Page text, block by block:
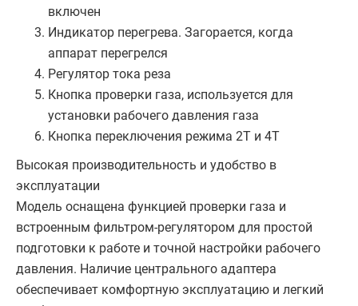
включен
Индикатор перегрева. Загорается, когда
аппарат перегрелся
Регулятор тока реза
Кнопка проверки газа, используется для
установки рабочего давления газа
Кнопка переключения режима 2T и 4T
Высокая производительность и удобство в
эксплуатации
Модель оснащена функцией проверки газа и
встроенным фильтром-регулятором для простой
подготовки к работе и точной настройки рабочего
давления. Наличие центрального адаптера
обеспечивает комфортную эксплуатацию и легкий